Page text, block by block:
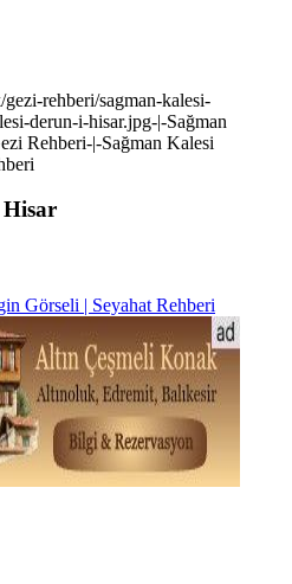
rehberi/sagman-kalesi-
derun-i-hisar.jpg-|-Sağman
Rehberi-|-Sağman Kalesi
Hisar